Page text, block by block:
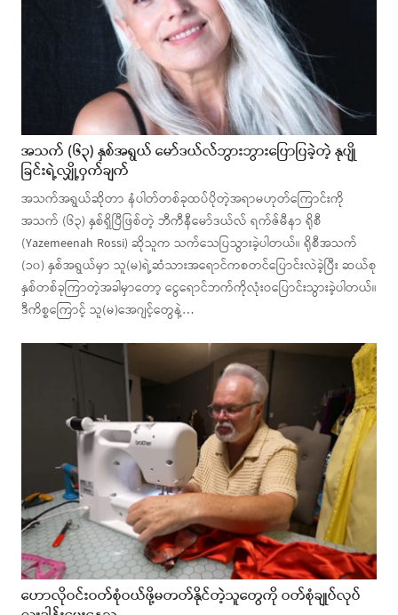
အသက် (၆၃) နှစ်အရွယ် မော်ဒယ်လ်ဘွားဘွားပြောပြခဲ့တဲ့ နုပျို
ခြင်းရဲ့လျှို့ဝှက်ချက်
အသက်အရွယ်ဆိုတာ နံပါတ်တစ်ခုထပ်ပိုတဲ့အရာမဟုတ်ကြောင်းကို
အသက် (၆၃) နှစ်ရှိပြီဖြစ်တဲ့ ဘီကီနီမော်ဒယ်လ် ရက်ဇ်မီနာ ရိုစီ
(Yazemeenah Rossi) ဆိုသူက သက်သေပြသွားခဲ့ပါတယ်။ ရိုစီအသက်
(၁၀) နှစ်အရွယ်မှာ သူ(မ)ရဲ့ဆံသားအရောင်ကစတင်ပြောင်းလဲခဲ့ပြီး ဆယ်စု
နှစ်တစ်ခုကြာတဲ့အခါမှာတော့ ငွေရောင်ဘက်ကိုလုံးဝပြောင်းသွားခဲ့ပါတယ်။
ဒီကိစ္စကြောင့် သူ(မ)အေဂျင့်တွေနဲ့…
ဟောလိုဝင်းဝတ်စုံဝယ်ဖို့မတတ်နိုင်တဲ့သူတွေကို ဝတ်စုံချုပ်လုပ်